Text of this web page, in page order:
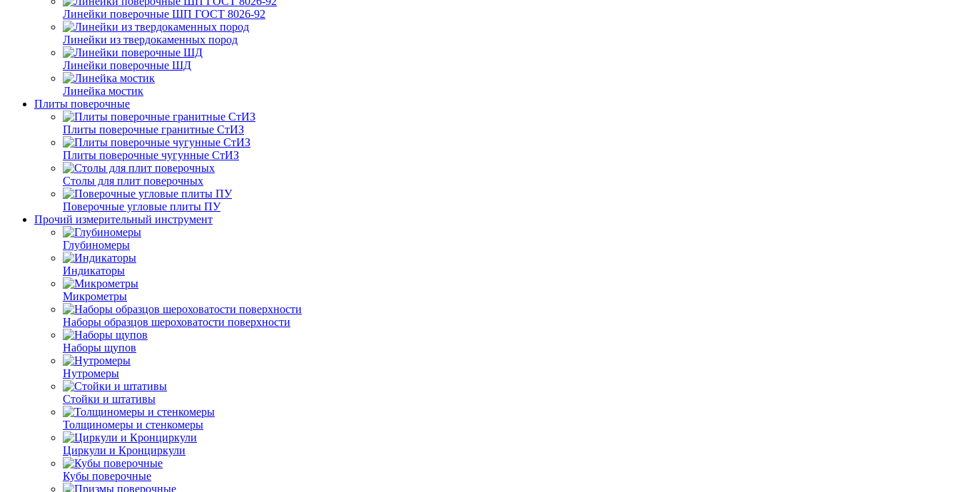
Линейки поверочные ШП ГОСТ 8026-92
Линейки из твердокаменных пород
Линейки поверочные ШД
Линейка мостик
Плиты поверочные
Плиты поверочные гранитные СтИЗ
Плиты поверочные чугунные СтИЗ
Столы для плит поверочных
Поверочные угловые плиты ПУ
Прочий измерительный инструмент
Глубиномеры
Индикаторы
Микрометры
Наборы образцов шероховатости поверхности
Наборы щупов
Нутромеры
Стойки и штативы
Толщиномеры и стенкомеры
Циркули и Кронциркули
Кубы поверочные